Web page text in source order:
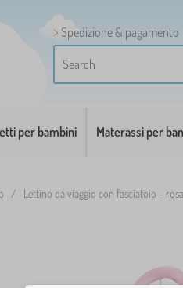
Spedizione & pagamento
per bambini Materassi per
/ Lettino da viaggio con fasciatoio - rosa